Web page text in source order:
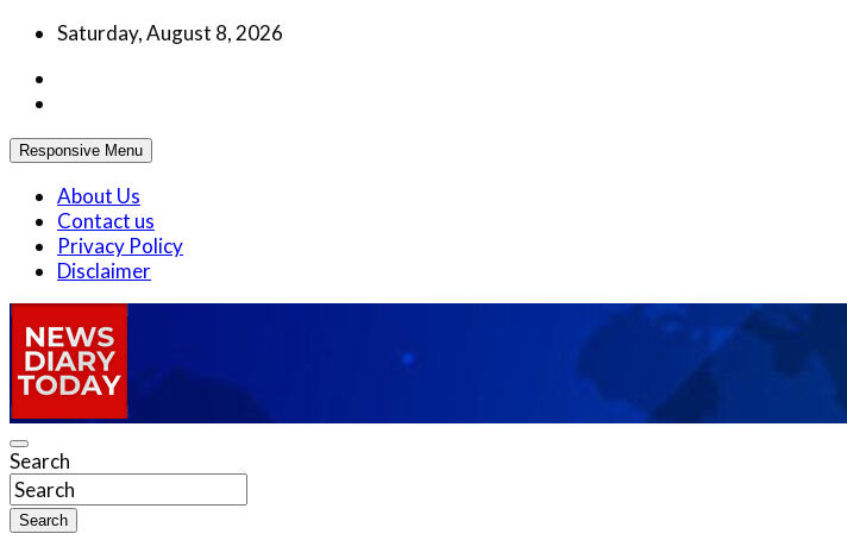
Skip
content
Saturday, August 8, 2026
Responsive Menu
About Us
Contact us
Privacy Policy
Disclaimer
News Diary Today
Truth be told
Search
Search